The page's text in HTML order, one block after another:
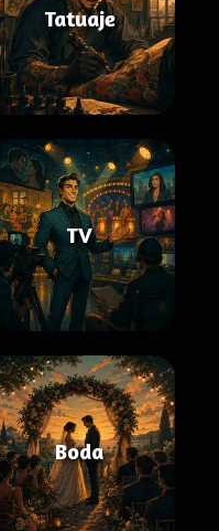
Tatuaje
TV
Boda